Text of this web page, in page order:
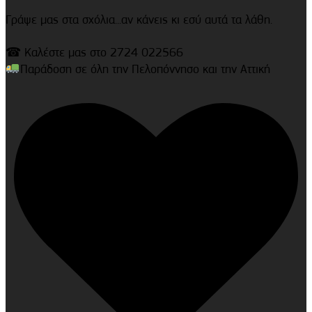
Γράψε μας στα σχόλια...αν κάνεις κι εσύ αυτά τα λάθη.
☎ Καλέστε μας στο 2724 022566
Παράδοση σε όλη την Πελοπόννησο και την Αττική